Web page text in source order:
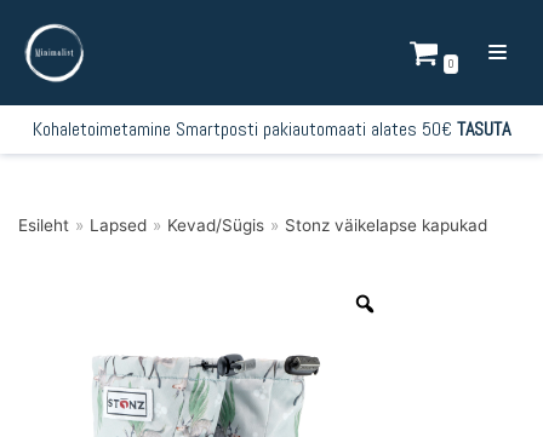
Mine
sisu
0
Kohaletoimetamine Smartposti pakiautomaati alates 50€ TASUTA
Esileht » Lapsed » Kevad/Sügis » Stonz väikelapse kapukad